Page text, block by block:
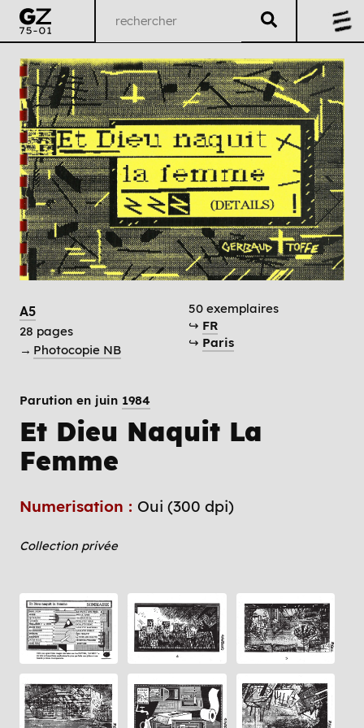
A5
28 pages
→ Photocopie NB
50 exemplaires
↪ FR
↪ Paris
Parution en juin 1984
Et Dieu Naquit La
Femme
Numerisation : Oui (300 dpi)
Collection privée